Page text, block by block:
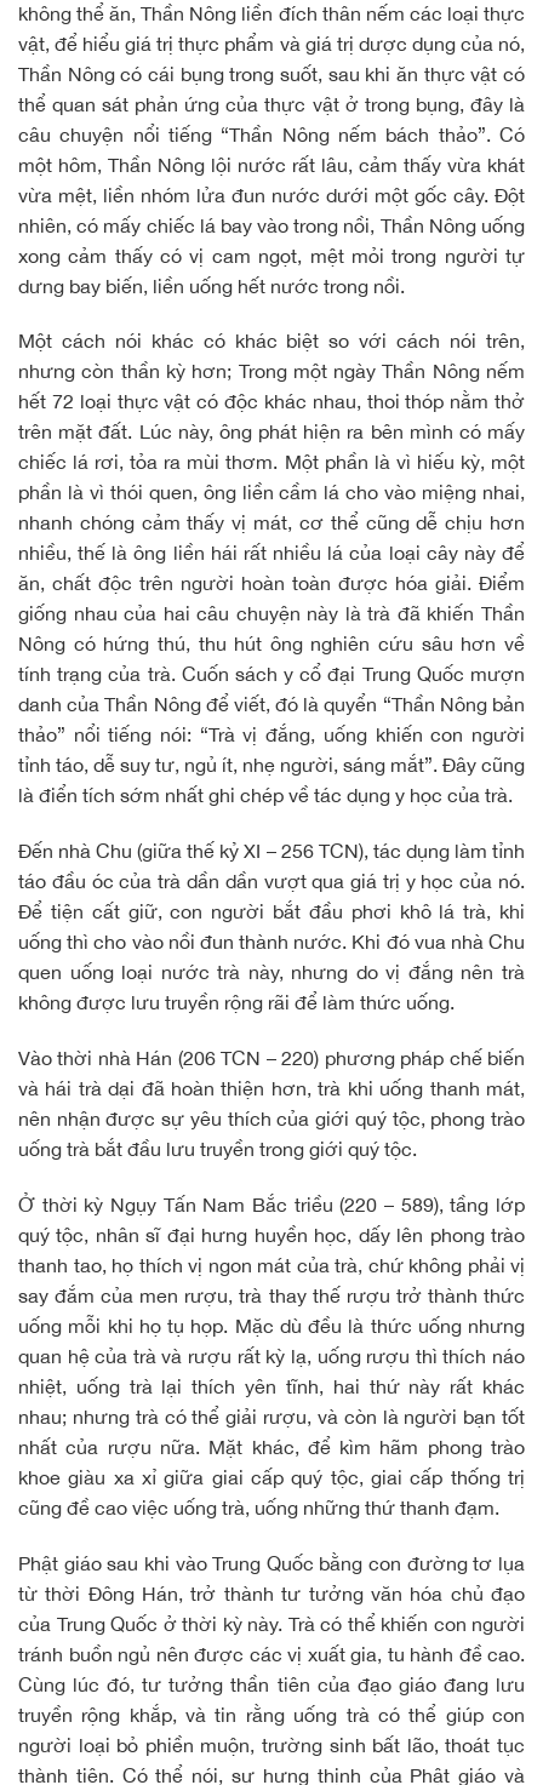
không thể ăn, Thần Nông liền đích thân nếm các loại thực
vật, để hiểu giá trị thực phẩm và giá trị dược dụng của nó,
Thần Nông có cái bụng trong suốt, sau khi ăn thực vật có
thể quan sát phản ứng của thực vật ở trong bụng, đây là
câu chuyện nổi tiếng “Thần Nông nếm bách thảo”. Có
một hôm, Thần Nông lội nước rất lâu, cảm thấy vừa khát
vừa mệt, liền nhóm lửa đun nước dưới một gốc cây. Đột
nhiên, có mấy chiếc lá bay vào trong nồi, Thần Nông uống
xong cảm thấy có vị cam ngọt, mệt mỏi trong người tự
dưng bay biến, liền uống hết nước trong nồi.
Một cách nói khác có khác biệt so với cách nói trên,
nhưng còn thần kỳ hơn; Trong một ngày Thần Nông nếm
hết 72 loại thực vật có độc khác nhau, thoi thóp nằm thở
trên mặt đất. Lúc này, ông phát hiện ra bên mình có mấy
chiếc lá rơi, tỏa ra mùi thơm. Một phần là vì hiếu kỳ, một
phần là vì thói quen, ông liền cầm lá cho vào miệng nhai,
nhanh chóng cảm thấy vị mát, cơ thể cũng dễ chịu hơn
nhiều, thế là ông liền hái rất nhiều lá của loại cây này để
ăn, chất độc trên người hoàn toàn được hóa giải. Điểm
giống nhau của hai câu chuyện này là trà đã khiến Thần
Nông có hứng thú, thu hút ông nghiên cứu sâu hơn về
tính trạng của trà. Cuốn sách y cổ đại Trung Quốc mượn
danh của Thần Nông để viết, đó là quyển “Thần Nông bản
thảo” nổi tiếng nói: “Trà vị đắng, uống khiến con người
tỉnh táo, dễ suy tư, ngủ ít, nhẹ người, sáng mắt”. Đây cũng
là điển tích sớm nhất ghi chép về tác dụng y học của trà.
Đến nhà Chu (giữa thế kỷ XI – 256 TCN), tác dụng làm tỉnh
táo đầu óc của trà dần dần vượt qua giá trị y học của nó.
Để tiện cất giữ, con người bắt đầu phơi khô lá trà, khi
uống thì cho vào nồi đun thành nước. Khi đó vua nhà Chu
quen uống loại nước trà này, nhưng do vị đắng nên trà
không được lưu truyền rộng rãi để làm thức uống.
Vào thời nhà Hán (206 TCN – 220) phương pháp chế biến
và hái trà dại đã hoàn thiện hơn, trà khi uống thanh mát,
nên nhận được sự yêu thích của giới quý tộc, phong trào
uống trà bắt đầu lưu truyền trong giới quý tộc.
Ở thời kỳ Ngụy Tấn Nam Bắc triều (220 – 589), tầng lớp
quý tộc, nhân sĩ đại hưng huyền học, dấy lên phong trào
thanh tao, họ thích vị ngon mát của trà, chứ không phải vị
say đắm của men rượu, trà thay thế rượu trở thành thức
uống mỗi khi họ tụ họp. Mặc dù đều là thức uống nhưng
quan hệ của trà và rượu rất kỳ lạ, uống rượu thì thích náo
nhiệt, uống trà lại thích yên tĩnh, hai thứ này rất khác
nhau; nhưng trà có thể giải rượu, và còn là người bạn tốt
nhất của rượu nữa. Mặt khác, để kìm hãm phong trào
khoe giàu xa xỉ giữa giai cấp quý tộc, giai cấp thống trị
cũng đề cao việc uống trà, uống những thứ thanh đạm.
Phật giáo sau khi vào Trung Quốc bằng con đường tơ lụa
từ thời Đông Hán, trở thành tư tưởng văn hóa chủ đạo
của Trung Quốc ở thời kỳ này. Trà có thể khiến con người
tránh buồn ngủ nên được các vị xuất gia, tu hành đề cao.
Cùng lúc đó, tư tưởng thần tiên của đạo giáo đang lưu
truyền rộng khắp, và tin rằng uống trà có thể giúp con
người loại bỏ phiền muộn, trường sinh bất lão, thoát tục
thành tiên. Có thể nói, sự hưng thịnh của Phật giáo và